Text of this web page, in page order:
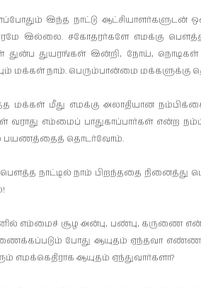
இந்த நாட்டு ஆட்­சி­யா­ளர்­க­ளுடன்
இல்லை. சகோ­த­ரர்­களே எமக்கு
துன்ப துய­ரங்கள் இன்றி, நோய்,
மக்கள் நாம். பெரும்­பான்மை
மக்கள் மீது எமக்கு அலா­தி­யான
வராது எம்மைப் பாது­காப்­பார்கள் என்ற
பய­ணத்தைத் தொடர்வோம்.
நாட்டில் நாம் பிறந்­ததை நினைத்து
எம்மைச் சூழ அன்பு, பண்பு, கருணை
போது ஆயுதம் ஏந்­தவா
எமக்­கெ­தி­ராக ஆயுதம் ஏந்­து­வார்­களா?